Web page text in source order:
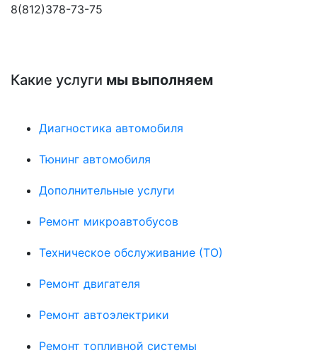
8(812)378-73-75
Какие услуги мы выполняем
Диагностика автомобиля
Тюнинг автомобиля
Дополнительные услуги
Ремонт микроавтобусов
Техническое обслуживание (ТО)
Ремонт двигателя
Ремонт автоэлектрики
Ремонт топливной системы